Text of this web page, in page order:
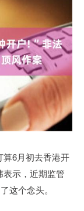
算6月初去香港开
表示，近期监管
这个念头。